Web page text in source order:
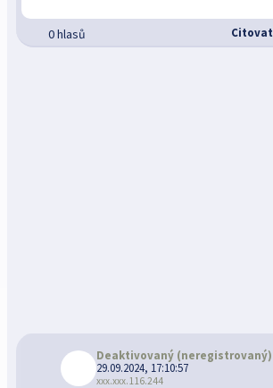
0 hlasů Citovat
Deaktivovaný (neregistrovaný)
29.09.2024, 17:10:57
xxx.xxx.116.244